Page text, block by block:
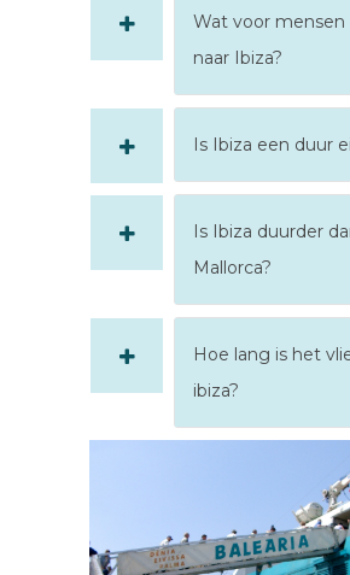
Wat voor mensen
naar Ibiza?
Is Ibiza een duur
Is Ibiza duurder
Mallorca?
Hoe lang is het
ibiza?